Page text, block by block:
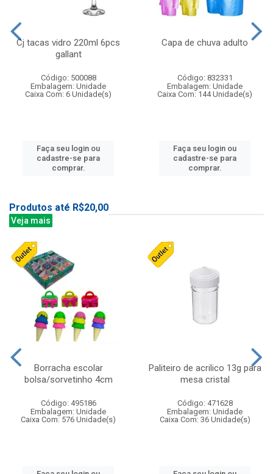
Cj tacas vidro 220ml 6pcs
gallant
Código: 500088
Embalagem: Unidade
Caixa Com: 6 Unidade(s)
Faça seu login ou
cadastre-se para
comprar.
Capa de chuva adulto
Código: 832331
Embalagem: Unidade
Caixa Com: 144 Unidade(s)
Faça seu login ou
cadastre-se para
comprar.
Produtos até R$20,00
Veja mais
Borracha escolar
bolsa/sorvetinho 4cm
Código: 495186
Embalagem: Unidade
Caixa Com: 576 Unidade(s)
Paliteiro de acrilico 13g para
mesa cristal
Código: 471628
Embalagem: Unidade
Caixa Com: 36 Unidade(s)